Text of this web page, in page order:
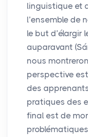
linguistique et
l’ensemble de
le but d’élargir
auparavant
nous
perspective
des
pratiques des
final est de